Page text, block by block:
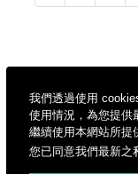
我們透過使用
使用情況，為您提供
繼續使用本網站所提
您已同意我們最新之
信報財經
Copyright © 2026